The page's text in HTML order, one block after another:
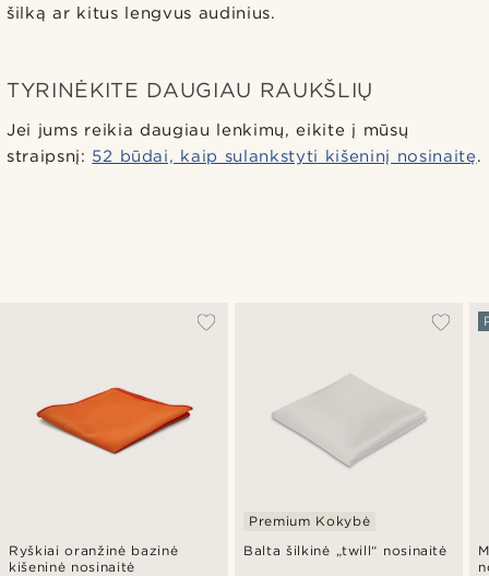
šilką ar kitus lengvus audinius.
TYRINĖKITE DAUGIAU RAUKŠLIŲ
Jei jums reikia daugiau lenkimų, eikite į mūsų
straipsnį: 52 būdai, kaip sulankstyti kišeninį nosinaitę.
Ryškiai oranžinė bazinė
kišeninė nosinaitė
Balta šilkinė „twill“ nosinaitė
Premium Kokybė